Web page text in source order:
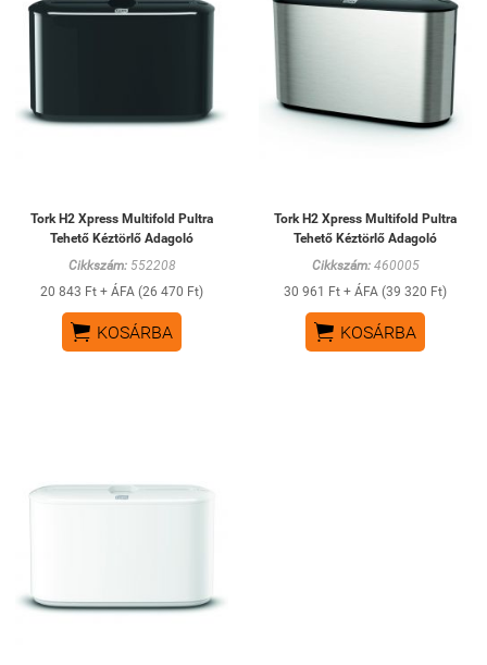
Tork H2 Xpress Multifold Pultra
Tehető Kéztörlő Adagoló
Cikkszám:552208
20 843 Ft + ÁFA (26 470 Ft)
 KOSÁRBA
Tork H2 Xpress Multifold Pultra
Tehető Kéztörlő Adagoló
Cikkszám:460005
30 961 Ft + ÁFA (39 320 Ft)
 KOSÁRBA